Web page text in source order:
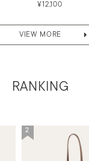
¥12,100
VIEW MORE
RANKING
2